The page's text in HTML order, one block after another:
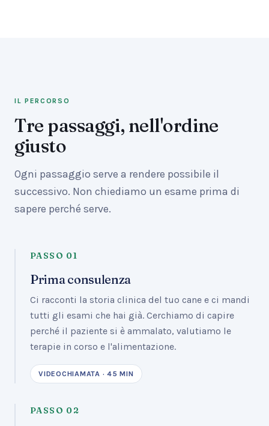
IL PERCORSO
Tre passaggi, nell'ordine
giusto
Ogni passaggio serve a rendere possibile il
successivo. Non chiediamo un esame prima di
sapere perché serve.
PASSO 01
Prima consulenza
Ci racconti la storia clinica del tuo cane e ci mandi
tutti gli esami che hai già. Cerchiamo di capire
perché il paziente si è ammalato, valutiamo le
terapie in corso e l'alimentazione.
VIDEOCHIAMATA · 45 MIN
PASSO 02